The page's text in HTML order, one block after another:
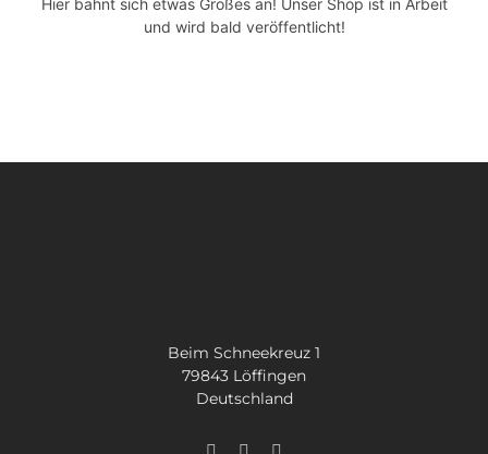
SUCHE
Hier bahnt sich etwas Großes an! Unser Shop ist in Arbeit
und wird bald veröffentlicht!
Beim Schneekreuz 1
79843 Löffingen
Deutschland